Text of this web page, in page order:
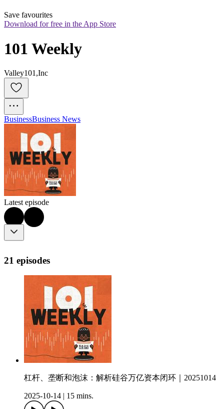
Save favourites
Download for free in the App Store
101 Weekly
Valley101,Inc
BusinessBusiness News
Latest episode
21 episodes
杠杆、垄断和泡沫：解析硅谷万亿资本闭环｜20251014
2025-10-14 15 mins.